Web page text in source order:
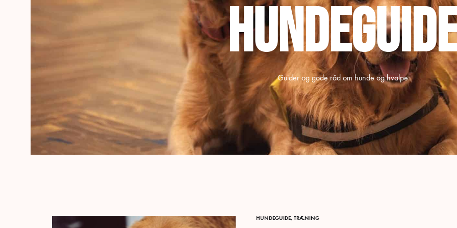
Guider og gode råd om hunde og hvalpe
HUNDEGUIDE, TRÆNING